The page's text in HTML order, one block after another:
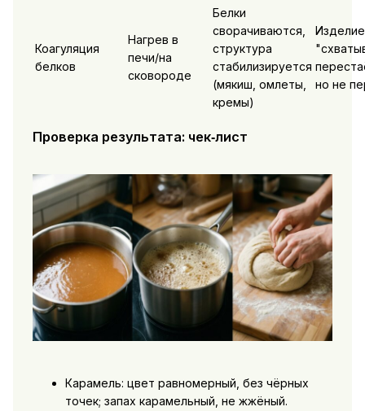
Коагуляция
белков
Нагрев в
печи/на
сковороде
Белки
сворачиваются,
структура
стабилизируется
(мякиш, омлеты,
кремы)
Изделие
но не
Проверка результата: чек‑лист
Карамель: цвет равномерный, без чёрных
точек; запах карамельный, не жжёный.